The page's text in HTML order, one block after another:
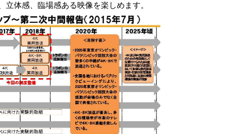
体感、臨場感ある映像を楽しめます。